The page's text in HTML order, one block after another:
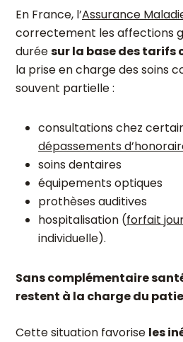
En France, l’Assurance
correctement les affections
duréesur la base des tarifs
la prise en charge des soins
souvent partielle :
consultations chez
dépassements
soins dentaires
équipements optiques
prothèses auditives
hospitalisation (forfait
individuelle).
Sans complémentaire
restent à la charge du
Cette situation favorise les